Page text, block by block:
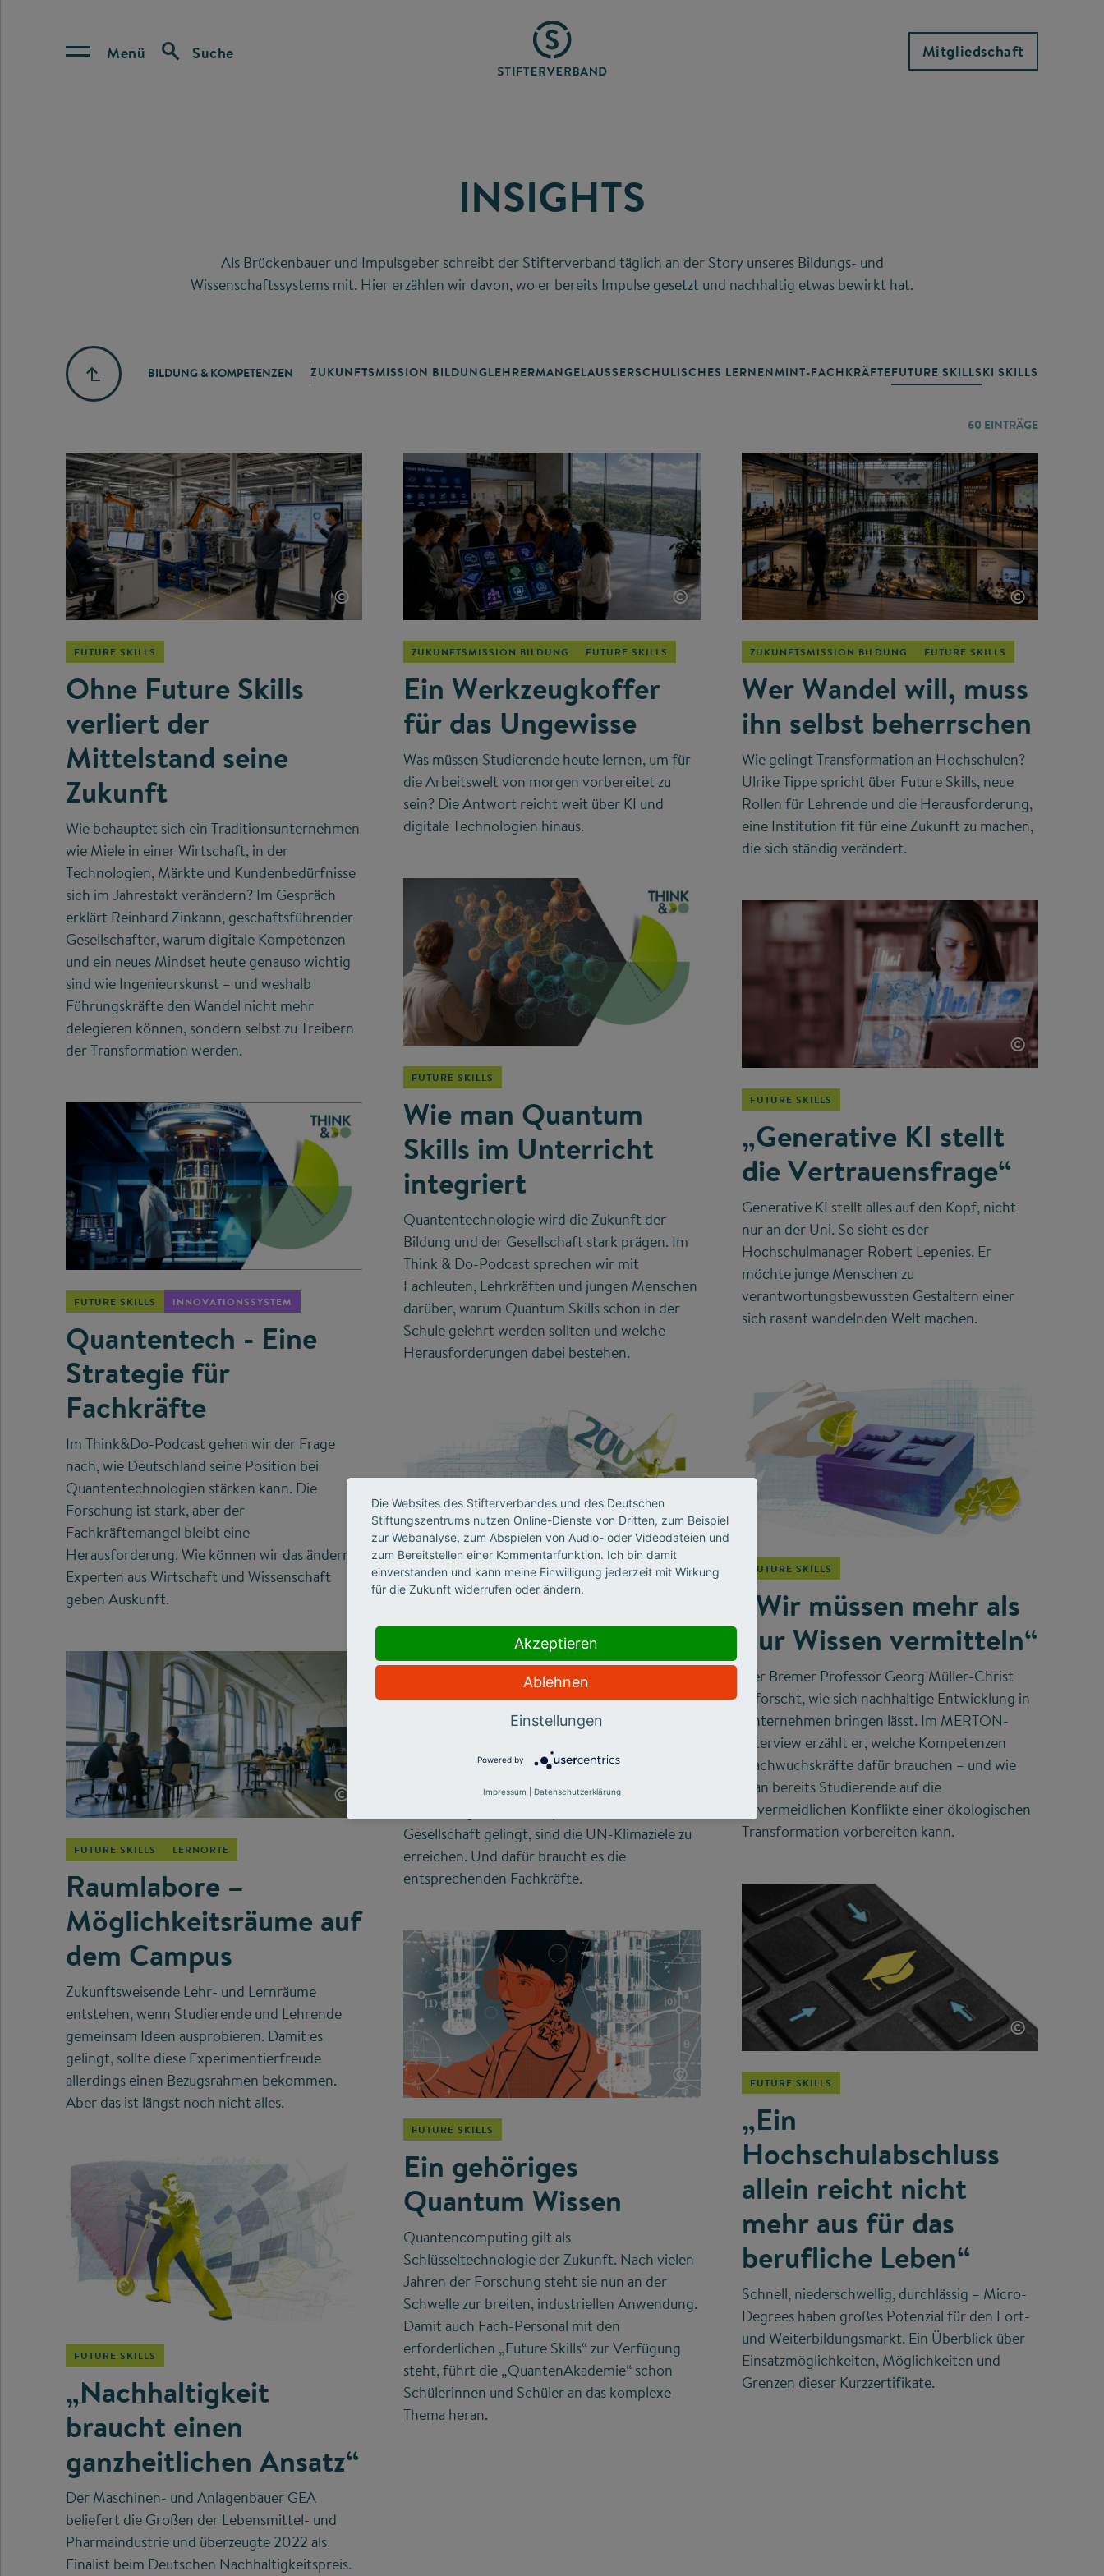
Menü Suche Mitgliedschaft
INSIGHTS
Als Brückenbauer und Impulsgeber schreibt der Stifterverband täglich an der Story unseres Bildungs- und
Wissenschaftssystems mit. Hier erzählen wir davon, wo er bereits Impulse gesetzt und nachhaltig etwas bewirkt hat.
BILDUNG & KOMPETENZEN ZUKUNFTSMISSION BILDUNGLEHRERMANGELAUSSERSCHULISCHES LERNEN MINT-FACHKRÄFTEFUTURE SKILLSKI SKILLS
60 EINTRÄGE
©
FUTURE SKILLS
Ohne Future Skills
verliert der
Mittelstand seine
Zukunft
Wie behauptet sich ein Traditionsunternehmen
wie Miele in einer Wirtschaft, in der
Technologien, Märkte und Kundenbedürfnisse
sich im Jahrestakt verändern? Im Gespräch
erklärt Reinhard Zinkann, geschaftsführender
Gesellschafter, warum digitale Kompetenzen
und ein neues Mindset heute genauso wichtig
sind wie Ingenieurskunst – und weshalb
Führungskräfte den Wandel nicht mehr
delegieren können, sondern selbst zu Treibern
der Transformation werden.
©
ZUKUNFTSMISSION BILDUNG FUTURE SKILLS
Ein Werkzeugkoffer
für das Ungewisse
Was müssen Studierende heute lernen, um für
die Arbeitswelt von morgen vorbereitet zu
sein? Die Antwort reicht weit über KI und
digitale Technologien hinaus.
©
ZUKUNFTSMISSION BILDUNG FUTURE SKILLS
Wer Wandel will, muss
ihn selbst beherrschen
Wie gelingt Transformation an Hochschulen?
Ulrike Tippe spricht über Future Skills, neue
Rollen für Lehrende und die Herausforderung,
eine Institution fit für eine Zukunft zu machen,
die sich ständig verändert.
FUTURE SKILLS INNOVATIONSSYSTEM
Quantentech - Eine
Strategie für
Fachkräfte
Im Think&Do-Podcast gehen wir der Frage
nach, wie Deutschland seine Position bei
Quantentechnologien stärken kann. Die
Forschung ist stark, aber der
Fachkräftemangel bleibt eine
Herausforderung. Wie können wir das ändern?
Experten aus Wirtschaft und Wissenschaft
geben Auskunft.
FUTURE SKILLS
Wie man Quantum
Skills im Unterricht
integriert
Quantentechnologie wird die Zukunft der
Bildung und der Gesellschaft stark prägen. Im
Think & Do-Podcast sprechen wir mit
Fachleuten, Lehrkräften und jungen Menschen
darüber, warum Quantum Skills schon in der
Schule gelehrt werden sollten und welche
Herausforderungen dabei bestehen.
©
FUTURE SKILLS
„Generative KI stellt
die Vertrauensfrage“
Generative KI stellt alles auf den Kopf, nicht
nur an der Uni. So sieht es der
Hochschulmanager Robert Lepenies. Er
möchte junge Menschen zu
verantwortungsbewussten Gestaltern einer
sich rasant wandelnden Welt machen.
©
FUTURE SKILLS LERNORTE
Raumlabore –
Möglichkeitsräume auf
dem Campus
Zukunftsweisende Lehr- und Lernräume
entstehen, wenn Studierende und Lehrende
gemeinsam Ideen ausprobieren. Damit es
gelingt, sollte diese Experimentierfreude
allerdings einen Bezugsrahmen bekommen.
Aber das ist längst noch nicht alles.
©
„Hochschulen sind ein
Motor für den
Wandel“
Nachhaltiges Produktmanagement an, macht
sich stark für das Thema Transformation: Nur
Gesellschaft gelingt, sind die UN-Klimaziele zu
erreichen. Und dafür braucht es die
entsprechenden Fachkräfte.
©
FUTURE SKILLS
„Wir müssen mehr als
nur Wissen vermitteln“
Der Bremer Professor Georg Müller-Christ
erforscht, wie sich nachhaltige Entwicklung in
Unternehmen bringen lässt. Im MERTON-
Interview erzählt er, welche Kompetenzen
Nachwuchskräfte dafür brauchen – und wie
man bereits Studierende auf die
unvermeidlichen Konflikte einer ökologischen
Transformation vorbereiten kann.
FUTURE SKILLS
„Nachhaltigkeit
braucht einen
ganzheitlichen Ansatz“
Der Maschinen- und Anlagenbauer GEA
beliefert die Großen der Lebensmittel- und
Pharmaindustrie und überzeugte 2022 als
Finalist beim Deutschen Nachhaltigkeitspreis.
©
FUTURE SKILLS
Ein gehöriges
Quantum Wissen
Quantencomputing gilt als
Schlüsseltechnologie der Zukunft. Nach vielen
Jahren der Forschung steht sie nun an der
Schwelle zur breiten, industriellen Anwendung.
Damit auch Fach-Personal mit den
erforderlichen „Future Skills“ zur Verfügung
steht, führt die „QuantenAkademie“ schon
Schülerinnen und Schüler an das komplexe
Thema heran.
©
FUTURE SKILLS
„Ein
Hochschulabschluss
allein reicht nicht
mehr aus für das
berufliche Leben“
Schnell, niederschwellig, durchlässig – Micro-
Degrees haben großes Potenzial für den Fort-
und Weiterbildungsmarkt. Ein Überblick über
Einsatzmöglichkeiten, Möglichkeiten und
Grenzen dieser Kurzzertifikate.
Die Websites des Stifterverbandes und des Deutschen
Stiftungszentrums nutzen Online-Dienste von Dritten, zum Beispiel
zur Webanalyse, zum Abspielen von Audio- oder Videodateien und
zum Bereitstellen einer Kommentarfunktion. Ich bin damit
einverstanden und kann meine Einwilligung jederzeit mit Wirkung
für die Zukunft widerrufen oder ändern.
Akzeptieren
Ablehnen
Einstellungen
Powered by
Impressum Datenschutzerklärung